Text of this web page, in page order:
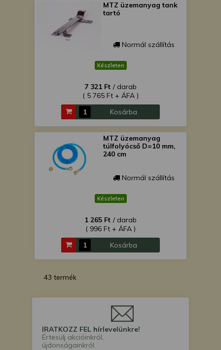
MTZ üzemanyag tank
tartó
Normál szállítás
Készleten
7 321 Ft / darab
( 5 765 Ft + ÁFA )
Kosárba
MTZ üzemanyag
túlfolyócső D=10 mm,
240 cm
Normál szállítás
Készleten
1 265 Ft / darab
( 996 Ft + ÁFA )
Kosárba
43 termék
IRATKOZZ FEL hírlevelünkre!
Értesülj akcióinkról,
újdonságainkról.